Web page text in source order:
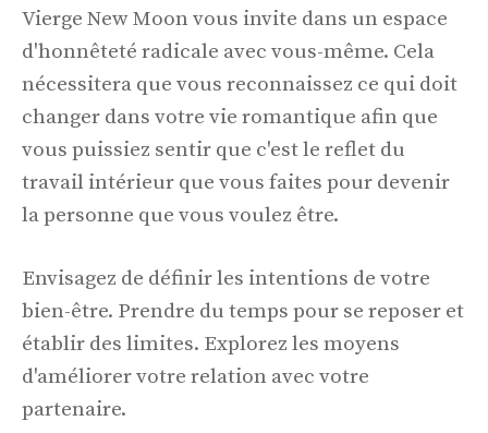
Vierge New Moon vous invite dans un espace
d'honnêteté radicale avec vous-même. Cela
nécessitera que vous reconnaissez ce qui doit
changer dans votre vie romantique afin que
vous puissiez sentir que c'est le reflet du
travail intérieur que vous faites pour devenir
la personne que vous voulez être.
Envisagez de définir les intentions de votre
bien-être. Prendre du temps pour se reposer et
établir des limites. Explorez les moyens
d'améliorer votre relation avec votre
partenaire.